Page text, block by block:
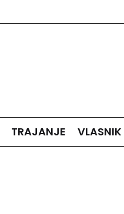
TRAJANJE VLASNIK